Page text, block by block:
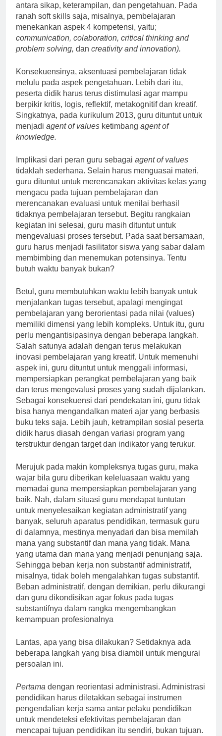
antara sikap, keterampilan, dan pengetahuan. Pada
ranah soft skills saja, misalnya, pembelajaran
menekankan aspek 4 kompetensi, yaitu;
communication, colaboration, critical thinking and
problem solving, dan creativity and innovation).
Konsekuensinya, aksentuasi pembelajaran tidak
melulu pada aspek pengetahuan. Lebih dari itu,
peserta didik harus terus distimulasi agar mampu
berpikir kritis, logis, reflektif, metakognitif dan kreatif.
Singkatnya, pada kurikulum 2013, guru dituntut untuk
menjadi agent of values ketimbang agent of
knowledge.
Implikasi dari peran guru sebagai agent of values
tidaklah sederhana. Selain harus menguasai materi,
guru dituntut untuk merencanakan aktivitas kelas yang
mengacu pada tujuan pembelajaran dan
merencanakan evaluasi untuk menilai berhasil
tidaknya pembelajaran tersebut. Begitu rangkaian
kegiatan ini selesai, guru masih dituntut untuk
mengevaluasi proses tersebut. Pada saat bersamaan,
guru harus menjadi fasilitator siswa yang sabar dalam
membimbing dan menemukan potensinya. Tentu
butuh waktu banyak bukan?
Betul, guru membutuhkan waktu lebih banyak untuk
menjalankan tugas tersebut, apalagi mengingat
pembelajaran yang berorientasi pada nilai (values)
memiliki dimensi yang lebih kompleks. Untuk itu, guru
perlu mengantisipasinya dengan beberapa langkah.
Salah satunya adalah dengan terus melakukan
inovasi pembelajaran yang kreatif. Untuk memenuhi
aspek ini, guru dituntut untuk menggali informasi,
mempersiapkan perangkat pembelajaran yang baik
dan terus mengevalusi proses yang sudah dijalankan.
Sebagai konsekuensi dari pendekatan ini, guru tidak
bisa hanya mengandalkan materi ajar yang berbasis
buku teks saja. Lebih jauh, ketrampilan sosial peserta
didik harus diasah dengan variasi program yang
terstruktur dengan target dan indikator yang terukur.
Merujuk pada makin kompleksnya tugas guru, maka
wajar bila guru diberikan keleluasaan waktu yang
memadai guna mempersiapkan pembelajaran yang
baik. Nah, dalam situasi guru mendapat tuntutan
untuk menyelesaikan kegiatan administratif yang
banyak, seluruh aparatus pendidikan, termasuk guru
di dalamnya, mestinya menyadari dan bisa memilah
mana yang substantif dan mana yang tidak. Mana
yang utama dan mana yang menjadi penunjang saja.
Sehingga beban kerja non substantif administratif,
misalnya, tidak boleh mengalahkan tugas substantif.
Beban administratif, dengan demikian, perlu dikurangi
dan guru dikondisikan agar fokus pada tugas
substantifnya dalam rangka mengembangkan
kemampuan profesionalnya
Lantas, apa yang bisa dilakukan? Setidaknya ada
beberapa langkah yang bisa diambil untuk mengurai
persoalan ini.
Pertama dengan reorientasi administrasi. Administrasi
pendidikan harus diletakkan sebagai instrumen
pengendalian kerja sama antar pelaku pendidikan
untuk mendeteksi efektivitas pembelajaran dan
mencapai tujuan pendidikan itu sendiri, bukan tujuan.